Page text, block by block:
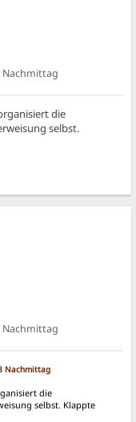
Nachmittag
die
selbst.
Nachmittag
Nachmittag
die
selbst. Klappte